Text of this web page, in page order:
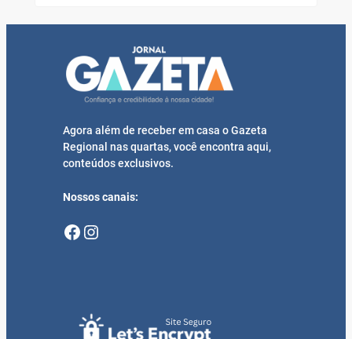
Agora além de receber em casa o Gazeta
Regional nas quartas, você encontra aqui,
conteúdos exclusivos.
Nossos canais:
Facebook Instagram